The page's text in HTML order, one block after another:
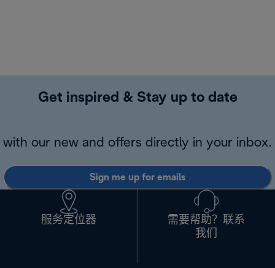
Get inspired & Stay up to date
with our new and offers directly in your inbox.
Sign me up for emails
服务定位器
需要帮助？联系
我们